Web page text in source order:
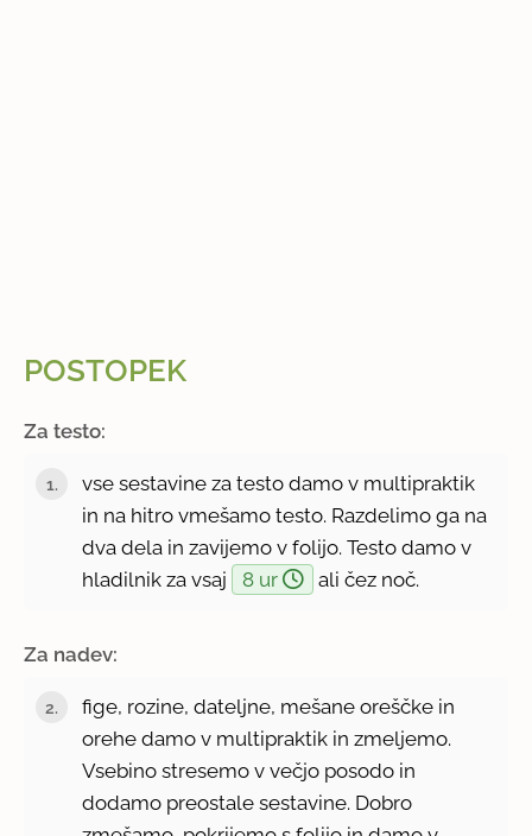
POSTOPEK
Za testo:
vse sestavine za testo damo v multipraktik
in na hitro vmešamo testo. Razdelimo ga na
dva dela in zavijemo v folijo. Testo damo v
hladilnik za vsaj
8 ur ali čez noč.
Za nadev:
fige, rozine, dateljne, mešane oreščke in
orehe damo v multipraktik in zmeljemo.
Vsebino stresemo v večjo posodo in
dodamo preostale sestavine. Dobro